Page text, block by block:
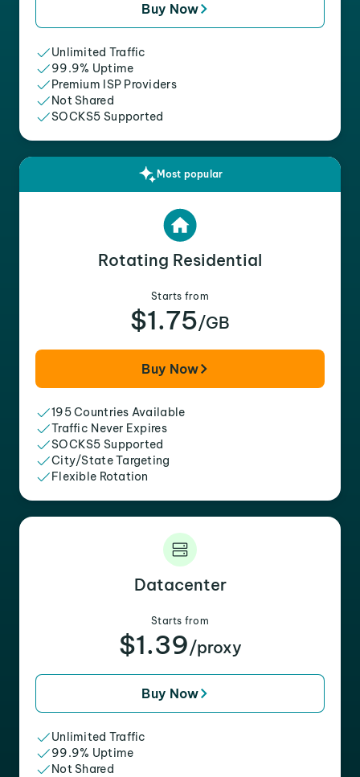
Buy Now
Unlimited Traffic
99.9% Uptime
Premium ISP Providers
Not Shared
SOCKS5 Supported
Most popular
Rotating Residential
Starts from
$1.75/GB
Buy Now
195 Countries Available
Traffic Never Expires
SOCKS5 Supported
City/State Targeting
Flexible Rotation
Datacenter
Starts from
$1.39/proxy
Buy Now
Unlimited Traffic
99.9% Uptime
Not Shared